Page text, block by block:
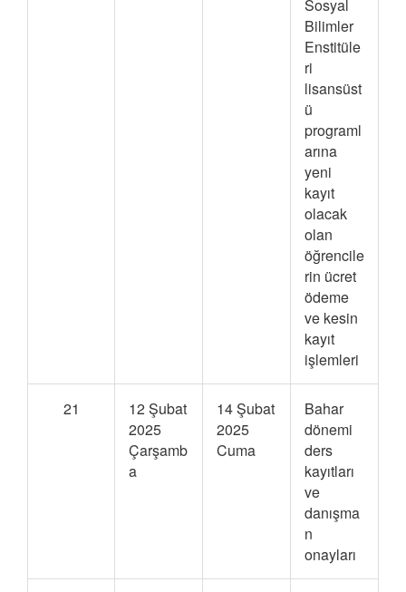
Sosyal
Bilimler
Enstitüle
ri
lisansüst
ü
programl
arına
yeni
kayıt
olacak
olan
öğrencile
rin ücret
ödeme
ve kesin
kayıt
işlemleri
21
12 Şubat
2025
Çarşamb
a
14 Şubat
2025
Cuma
Bahar
dönemi
ders
kayıtları
ve
danışma
n
onayları